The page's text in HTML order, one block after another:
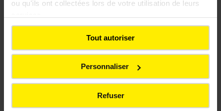
ou qu'ils ont collectées lors de votre utilisation de leurs
Tout autoriser
Personnaliser
Refuser
Logement et habitat collectif
Construction de logements collectifs et
individuels, avec une attention particulière
portée à la performance énergétique, à la qualité
architecturale et à la durabilité des ouvrages.